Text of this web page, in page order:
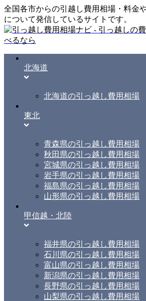
全国各市からの引越し費用相場・料金
について発信しているサイトです。
北海道
北海道の引っ越し費用相場
東北
青森県の引っ越し費用相場
秋田県の引っ越し費用相場
宮城県の引っ越し費用相場
岩手県の引っ越し費用相場
福島県の引っ越し費用相場
山形県の引っ越し費用相場
甲信越・北陸
福井県の引っ越し費用相場
石川県の引っ越し費用相場
富山県の引っ越し費用相場
新潟県の引っ越し費用相場
長野県の引っ越し費用相場
山梨県の引っ越し費用相場